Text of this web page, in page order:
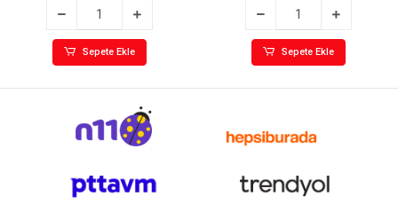
Sepete Ekle Sepete Ekle